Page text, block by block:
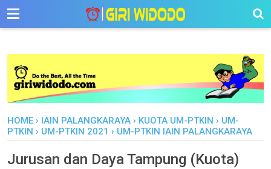
-->
HOME › IAIN PALANGKARAYA › KUOTA UM-PTKIN › UM-
PTKIN › UM-PTKIN 2021 › UM-PTKIN IAIN PALANGKARAYA
Jurusan dan Daya Tampung (Kuota)